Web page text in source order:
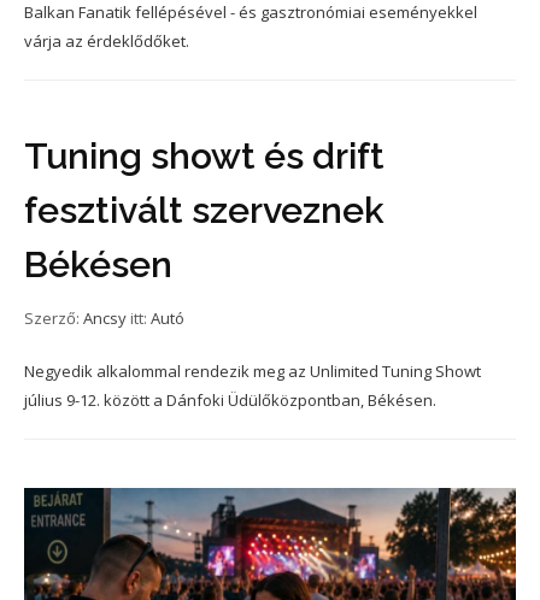
Balkan Fanatik fellépésével - és gasztronómiai eseményekkel
várja az érdeklődőket.
Tuning showt és drift
fesztivált szerveznek
Békésen
Szerző: Ancsy itt: Autó
Negyedik alkalommal rendezik meg az Unlimited Tuning Showt
július 9-12. között a Dánfoki Üdülőközpontban, Békésen.